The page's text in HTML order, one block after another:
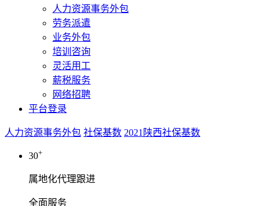
人力资源事务外包
劳务派遣
业务外包
培训咨询
灵活用工
薪税服务
网络招聘
平台登录
人力资源事务外包 社保基数 2021陕西社保基数
30+
属地化代理跟进
全面服务